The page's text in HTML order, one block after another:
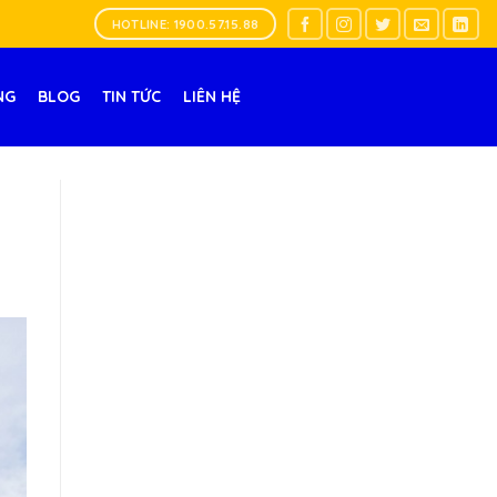
HOTLINE: 1900.57.15.88
BLOG TIN TỨC LIÊN HỆ